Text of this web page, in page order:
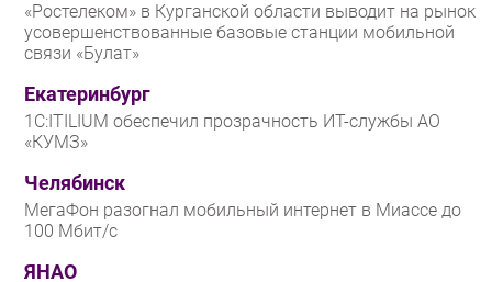
«Ростелеком» в Курганской области выводит на рынок
усовершенствованные базовые станции мобильной
связи «Булат»
Екатеринбург
1С:ITILIUM обеспечил прозрачность ИТ-службы АО
«КУМЗ»
Челябинск
МегаФон разогнал мобильный интернет в Миассе до
100 Мбит/с
ЯНАО